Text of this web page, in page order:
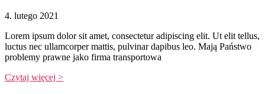
4. lutego 2021
Lorem ipsum dolor sit amet, consectetur adipiscing elit. Ut elit tellus,
luctus nec ullamcorper mattis, pulvinar dapibus leo. Mają Państwo
problemy prawne jako firma transportowa
Czytaj więcej >